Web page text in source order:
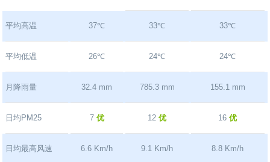
平均高温 37℃ 33℃ 33℃
平均低温 26℃ 24℃ 24℃
月降雨量 32.4 mm 785.3 mm 155.1 mm
日均PM25 7 优 12优 16优
日均最高风速 6.6 Km/h 9.1 Km/h 8.8 Km/h